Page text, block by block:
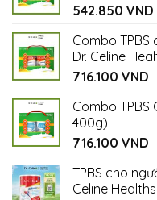
542.850 VND
Combo
Dr. Celine
716.100 VND
Combo TPBS
400g)
716.100 VND
TPBS cho
Celine